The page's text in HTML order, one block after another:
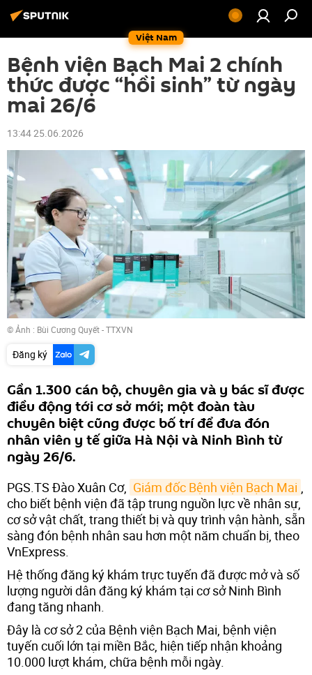
Việt Nam
Bệnh viện Bạch Mai 2 chính
thức được “hồi sinh” từ ngày
mai 26/6
13:44 25.06.2026
© Ảnh : Bùi Cương Quyết - TTXVN
Đăng ký
Gần 1.300 cán bộ, chuyên gia và y bác sĩ được
điều động tới cơ sở mới; một đoàn tàu
chuyên biệt cũng được bố trí để đưa đón
nhân viên y tế giữa Hà Nội và Ninh Bình từ
ngày 26/6.
PGS.TS Đào Xuân Cơ, Giám đốc Bệnh viện Bạch Mai
cho biết bệnh viện đã tập trung nguồn lực về nhân sự,
cơ sở vật chất, trang thiết bị và quy trình vận hành, sẵn
sàng đón bệnh nhân sau hơn một năm chuẩn bị, theo
VnExpress.
Hệ thống đăng ký khám trực tuyến đã được mở và số
lượng người dân đăng ký khám tại cơ sở Ninh Bình
đang tăng nhanh.
Đây là cơ sở 2 của Bệnh viện Bạch Mai, bệnh viện
tuyến cuối lớn tại miền Bắc, hiện tiếp nhận khoảng
10.000 lượt khám, chữa bệnh mỗi ngày.